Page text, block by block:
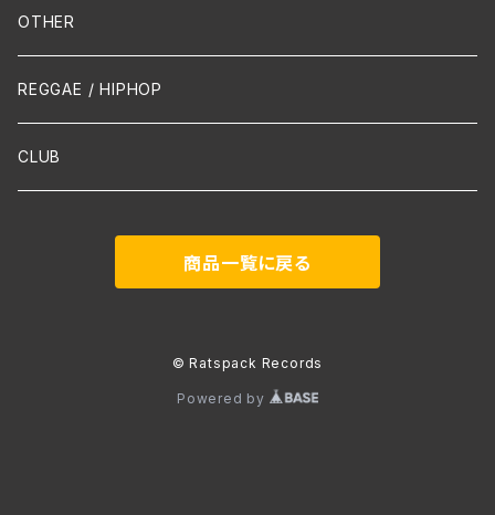
Mandolin
声楽
吹奏楽
Contemporary / Avangarde
OTHER
REGGAE / HIPHOP
CLUB
商品一覧に戻る
© Ratspack Records
Powered by